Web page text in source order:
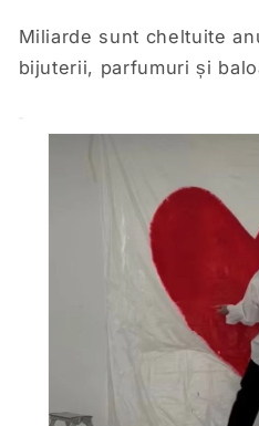
Miliarde sunt cheltuite
bijuterii, parfumuri și